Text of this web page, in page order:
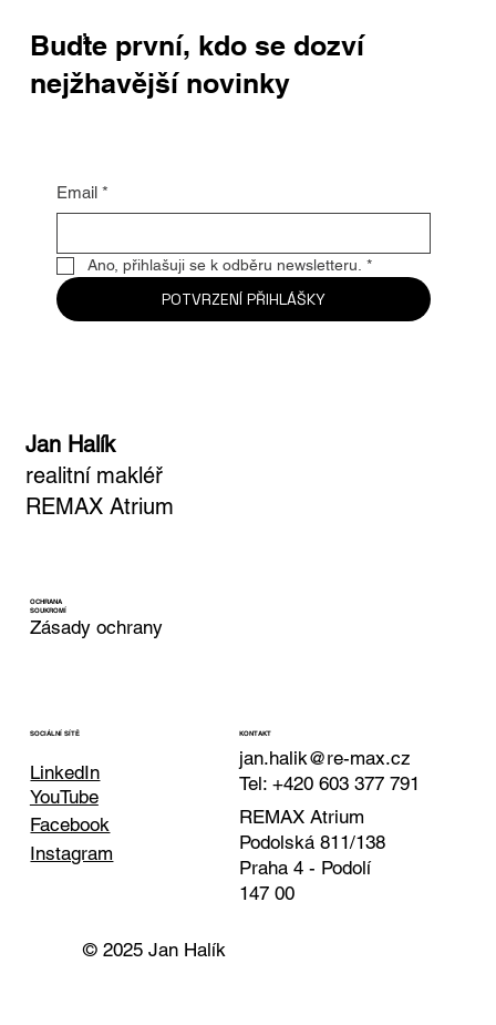
Buďte první, kdo se dozví
nejžhavější novinky
Email *
Ano, přihlašuji se k odběru newsletteru. *
POTVRZENÍ PŘIHLÁŠKY
Jan Halík
realitní makléř
REMAX Atrium
OCHRANA
SOUKROMÍ
Zásady ochrany
SOCIÁLNÍ SÍTĚ
LinkedIn
Facebook
YouTube
Instagram
KONTAKT
jan.halik@re-max.cz
Tel: +420 603 377 791
REMAX Atrium
Podolská 811/138
Praha 4 - Podolí
147 00
© 2025 Jan Halík